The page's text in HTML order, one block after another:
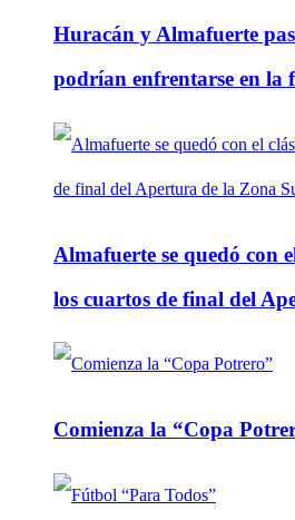
Huracán y Almafuerte
podrían enfrentarse en la
Almafuerte se quedó con
los cuartos de final del
Comienza la “Copa